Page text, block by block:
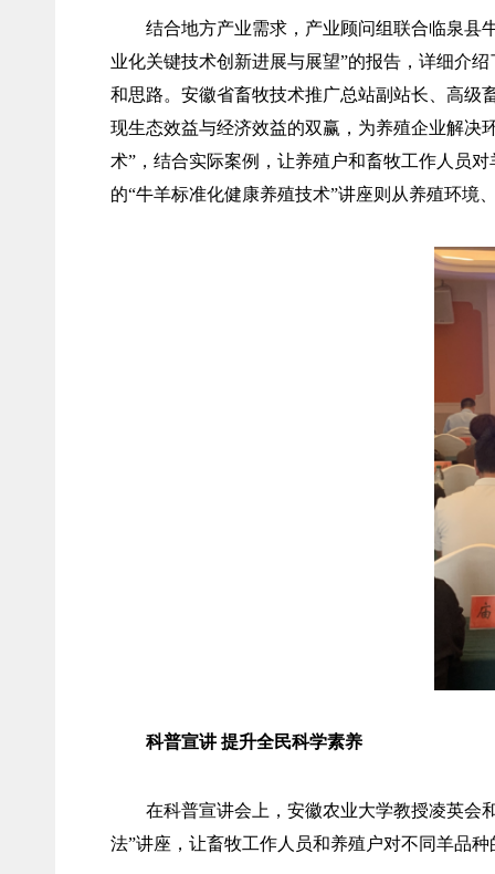
结合地方产业需求，产业顾问组联合临泉县
业化关键技术创新进展与展望”的报告，详细介
和思路。安徽省畜牧技术推广总站副站长、高级
现生态效益与经济效益的双赢，为养殖企业解决
术”，结合实际案例，让养殖户和畜牧工作人员
的“牛羊标准化健康养殖技术”讲座则从养殖环境
科普宣讲 提升全民科学素养
在科普宣讲会上，安徽农业大学教授凌英会
法”讲座，让畜牧工作人员和养殖户对不同羊品